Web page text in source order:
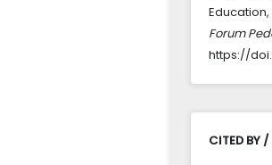
Forum
https://
CITED BY /